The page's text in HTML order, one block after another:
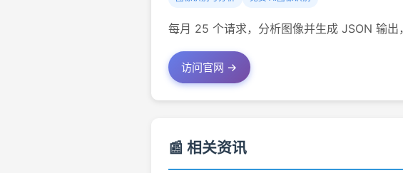
每月 25 个请求，分析图像并生成 JSON 输
访问官网 →
📰 相关资讯